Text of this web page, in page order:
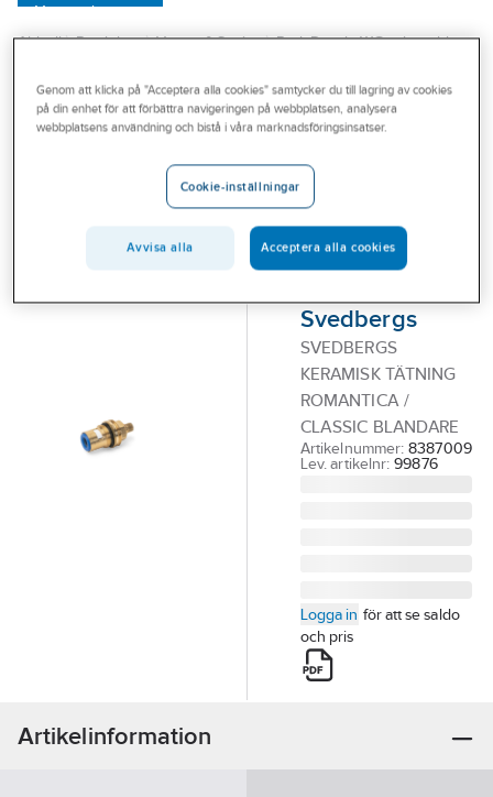
Varumärken
Outlet
Branscher
Ahlsell Produkter Värme & Sanitet
Bad, Dusch, WC och möbler
Reservdelar blandare
Reservdelar övrigt blandare
Keramisk
Romantica /
Classic
Svedbergs
SVEDBERGS
KERAMISK TÄTNING
ROMANTICA /
CLASSIC BLANDARE
Artikelnummer: 8387009
Lev. artikelnr: 99876
Logga in för att se saldo
och pris
Artikelinformation
Genom att klicka på "Acceptera alla cookies" samtycker du till lagring av cookies
på din enhet för att förbättra navigeringen på webbplatsen, analysera
webbplatsens användning och bistå i våra marknadsföringsinsatser.
Cookie-inställningar
Avvisa alla Acceptera alla cookies